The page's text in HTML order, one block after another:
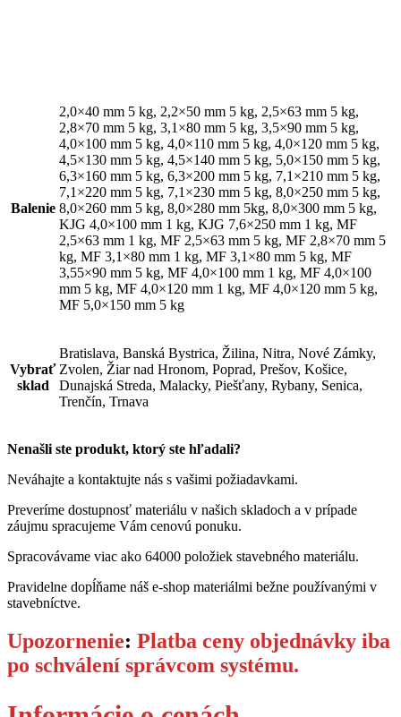
Balenie
2,0×40 mm 5 kg, 2,2×50 mm 5 kg, 2,5×63 mm 5 kg,
2,8×70 mm 5 kg, 3,1×80 mm 5 kg, 3,5×90 mm 5 kg,
4,0×100 mm 5 kg, 4,0×110 mm 5 kg, 4,0×120 mm 5 kg,
4,5×130 mm 5 kg, 4,5×140 mm 5 kg, 5,0×150 mm 5 kg,
6,3×160 mm 5 kg, 6,3×200 mm 5 kg, 7,1×210 mm 5 kg,
7,1×220 mm 5 kg, 7,1×230 mm 5 kg, 8,0×250 mm 5 kg,
8,0×260 mm 5 kg, 8,0×280 mm 5kg, 8,0×300 mm 5 kg,
KJG 4,0×100 mm 1 kg, KJG 7,6×250 mm 1 kg, MF
2,5×63 mm 1 kg, MF 2,5×63 mm 5 kg, MF 2,8×70 mm 5
kg, MF 3,1×80 mm 1 kg, MF 3,1×80 mm 5 kg, MF
3,55×90 mm 5 kg, MF 4,0×100 mm 1 kg, MF 4,0×100
mm 5 kg, MF 4,0×120 mm 1 kg, MF 4,0×120 mm 5 kg,
MF 5,0×150 mm 5 kg
Vybrať
sklad
Bratislava, Banská Bystrica, Žilina, Nitra, Nové Zámky,
Zvolen, Žiar nad Hronom, Poprad, Prešov, Košice,
Dunajská Streda, Malacky, Piešťany, Rybany, Senica,
Trenčín, Trnava
Nenašli ste produkt, ktorý ste hľadali?
Neváhajte a kontaktujte nás s vašimi požiadavkami.
Preveríme dostupnosť materiálu v našich skladoch a v prípade
záujmu spracujeme Vám cenovú ponuku.
Spracovávame viac ako 64000 položiek stavebného materiálu.
Pravidelne dopĺňame náš e-shop materiálmi bežne používanými v
stavebníctve.
Upozornenie: Platba ceny objednávky iba
po schválení správcom systému.